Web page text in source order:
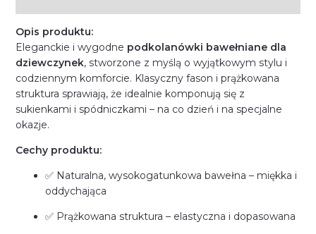
Opis produktu:
Eleganckie i wygodne podkolanówki bawełniane dla
dziewczynek, stworzone z myślą o wyjątkowym stylu i
codziennym komforcie. Klasyczny fason i prążkowana
struktura sprawiają, że idealnie komponują się z
sukienkami i spódniczkami – na co dzień i na specjalne
okazje.
Cechy produktu:
✅ Naturalna, wysokogatunkowa bawełna – miękka i
oddychająca
✅ Prążkowana struktura – elastyczna i dopasowana